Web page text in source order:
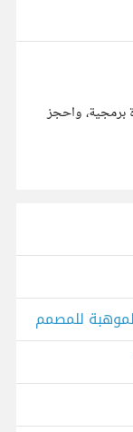
واحجز
للمصمم